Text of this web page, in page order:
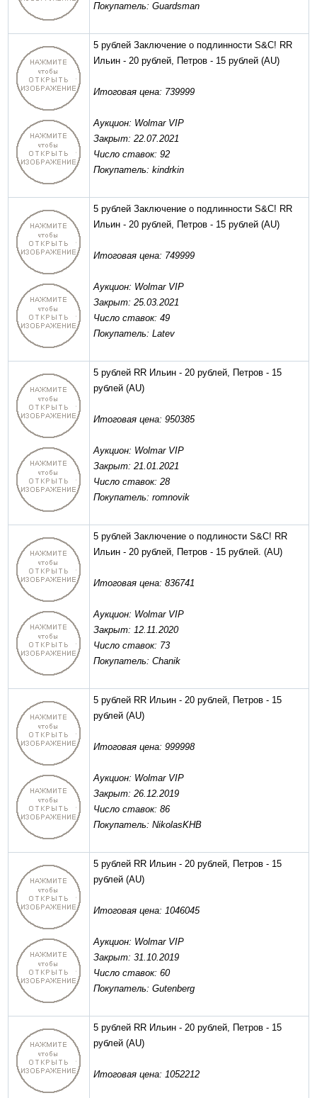
Покупатель: Guardsman
5 рублей Заключение о подлинности S&C! RR
Ильин - 20 рублей, Петров - 15 рублей (AU)
Итоговая цена: 739999
Аукцион: Wolmar VIP
Закрыт: 22.07.2021
Число ставок: 92
Покупатель: kindrkin
5 рублей Заключение о подлинности S&C! RR
Ильин - 20 рублей, Петров - 15 рублей (AU)
Итоговая цена: 749999
Аукцион: Wolmar VIP
Закрыт: 25.03.2021
Число ставок: 49
Покупатель: Latev
5 рублей RR Ильин - 20 рублей, Петров - 15
рублей (AU)
Итоговая цена: 950385
Аукцион: Wolmar VIP
Закрыт: 21.01.2021
Число ставок: 28
Покупатель: romnovik
5 рублей Заключение о подлиности S&C! RR
Ильин - 20 рублей, Петров - 15 рублей. (AU)
Итоговая цена: 836741
Аукцион: Wolmar VIP
Закрыт: 12.11.2020
Число ставок: 73
Покупатель: Chanik
5 рублей RR Ильин - 20 рублей, Петров - 15
рублей (AU)
Итоговая цена: 999998
Аукцион: Wolmar VIP
Закрыт: 26.12.2019
Число ставок: 86
Покупатель: NikolasKHB
5 рублей RR Ильин - 20 рублей, Петров - 15
рублей (AU)
Итоговая цена: 1046045
Аукцион: Wolmar VIP
Закрыт: 31.10.2019
Число ставок: 60
Покупатель: Gutenberg
5 рублей RR Ильин - 20 рублей, Петров - 15
рублей (AU)
Итоговая цена: 1052212